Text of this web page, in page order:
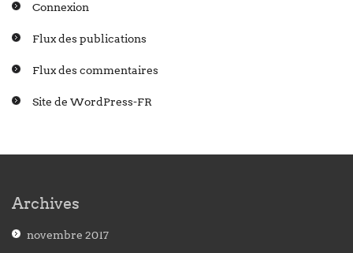
Connexion
Flux des publications
Flux des commentaires
Site de WordPress-FR
Archives
novembre 2017